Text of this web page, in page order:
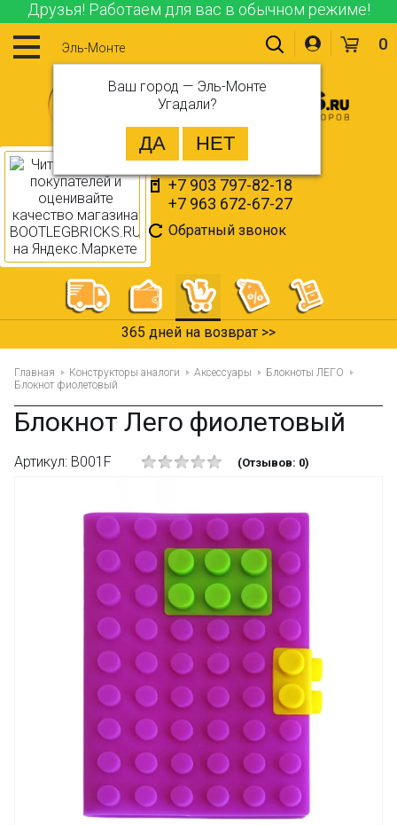
Друзья! Работаем для вас в обычном режиме!
Эль-Монте
Ваш город — Эль-Монте
Угадали?
+7 903 797-82-18
+7 963 672-67-27
Обратный звонок
0
365 дней на возврат >>
Главная Конструкторы аналоги Аксессуары
Блокноты ЛЕГО
Блокнот фиолетовый
Блокнот Лего фиолетовый
Артикул: B001F (Отзывов: 0)